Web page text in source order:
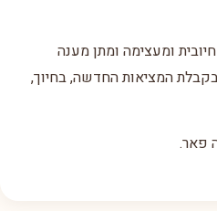
ומעצימה ומתן מענה
המציאות החדשה, בחיוך,
פאר.